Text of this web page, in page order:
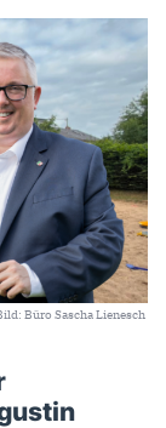
Büro Sascha Lienesch